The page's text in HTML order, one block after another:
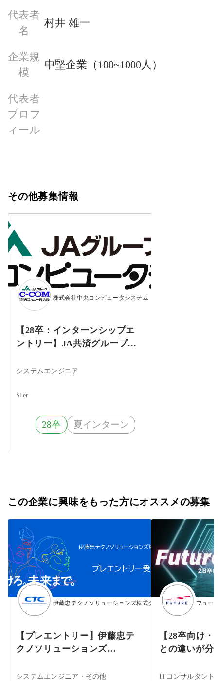
代表者
名
村井 雄一
企業規
模
中堅企業（100~1000人）
代表者
プロフ
ィール
その他募集情報
株式会社中央コンピュータシステム
【28卒：インターンシップエ
ントリー】JA共済グループの
ア）。全国規模の共済システ
度で、未経験からITスペシャ
システムエンジニア
SIer
28卒 夏インターン
この企業に興味をもった方にオススメの募集
伊藤忠テクノソリューションズ株式会社
【プレエントリー】伊藤忠テ
クノソリューションズ
卒採用
システムエンジニア・その他
フュー
【28卒向け
との違いが分
会社説明会～
ITコンサルタント